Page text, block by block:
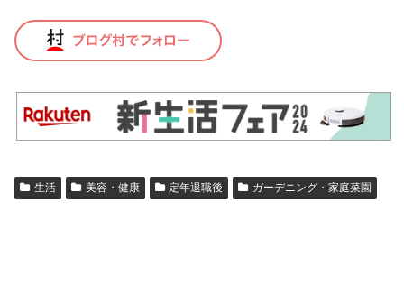
生活 美容・健康 定年退職後 ガーデニング・家庭菜園